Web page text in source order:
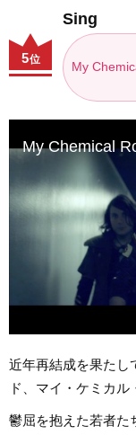
Sing
My
5位
My Chemical
近年再結成を果たし
ド、マイ・ケミカル
鬱屈を抱えた若者た